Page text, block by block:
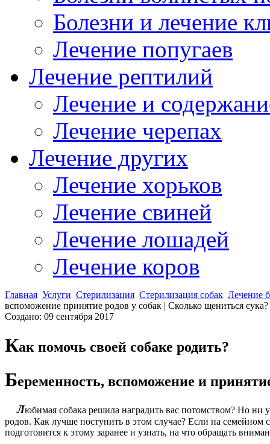
Болезни и лечение
Лечение попугаев
Лечение рептилий
Лечение и
Лечение черепах
Лечение других
Лечение хорьков
Лечение свиней
Лечение лошадей
Лечение коров
Главная Услуги Стерилизация Стерилизация собак Лечение
вспоможение принятие родов у собак | Сколько щениться сука?
Создано: 09 сентября 2017
Как помочь своей собаке родить?
Беременность, вспоможение и
Любимая собака решила наградить вас потомством? Но ни
родов. Как лучше поступить в этом случае? Если на
подготовится к этому заранее и узнать, на что обращать